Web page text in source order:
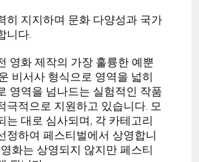
히 지지하며 문화 다양성과 국가
니다.
영화 제작의 가장 훌륭한 예뿐
비서사 형식으로 영역을 넓히
영역을 넘나드는 실험적인 작품
극적으로 지원하고 있습니다. 모
는 대로 심사되며, 각 카테고리
정하여 페스티벌에서 상영합니
화는 상영되지 않지만 페스티